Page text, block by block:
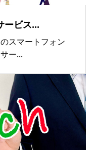
ービス...
スマートフォン
ー...